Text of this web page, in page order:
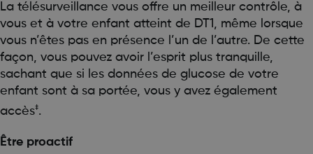
La télésurveillance vous offre un meilleur contrôle, à
vous et à votre enfant atteint de DT1, même lorsque
vous n’êtes pas en présence l’un de l’autre. De cette
façon, vous pouvez avoir l’esprit plus tranquille,
sachant que si les données de glucose de votre
enfant sont à sa portée, vous y avez également
accès‡.
Être proactif